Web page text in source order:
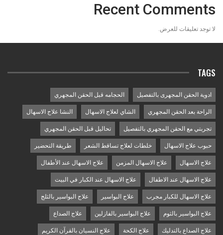
Recent Comments
لا توجد تعليقات للعرض.
TAGS
ادوية الحقن المجهرى بالتفصيل الحجامه قبل الحقن المجهري
الراحة بعد الحقن المجهري الشاي لعلاج الاسهال النشا علاج الاسهال
تجربتي مع الحقن المجهري بالتفصيل تحاليل قبل الحقن المجهري
حبوب علاج الاسهال خلطات لعلاج تساقط الشعر طريقة التحضير
علاج الاسهال علاج الاسهال المزمن علاج الاسهال عند الأطفال
علاج الاسهال عند الاطفال علاج الاسهال عند الكبار في البيت
علاج الاسهال للكبار مجرب علاج البواسير علاج البواسير بالثلج
علاج البواسير بالثوم علاج البواسير بالفازلين علاج الصداع
علاج الصداع بالتدليك علاج الكحة علاج النسيان بالقرآن الكريم